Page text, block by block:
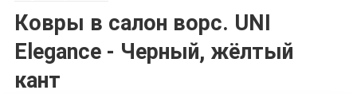
Ковры в салон ворс. UNI
Elegance - Черный, жёлтый
кант